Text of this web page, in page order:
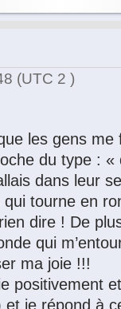
(UTC 2 )
les gens me
du type :
dans leur
tourne en
dire ! De
qui
ma joie !!!
positivement
et je répond à